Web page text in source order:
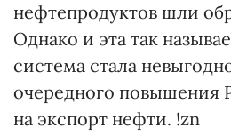
нефтепродуктов шли
Однако и эта так
система стала
очередного повышения
на экспорт нефти. !zn